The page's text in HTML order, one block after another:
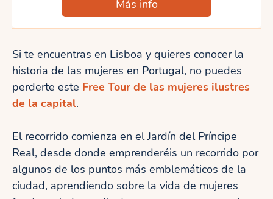
Más info
Si te encuentras en Lisboa y quieres conocer la
historia de las mujeres en Portugal, no puedes
perderte este Free Tour de las mujeres ilustres
de la capital.
El recorrido comienza en el Jardín del Príncipe
Real, desde donde emprenderéis un recorrido por
algunos de los puntos más emblemáticos de la
ciudad, aprendiendo sobre la vida de mujeres